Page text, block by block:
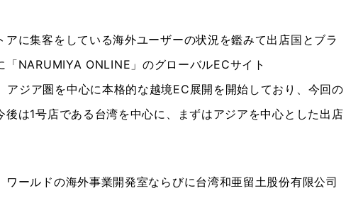
に集客をしている海外ユーザーの状況を鑑みて出店国とブラ
NARUMIYA ONLINE」のグローバルECサイト
アジア圏を中心に本格的な越境EC展開を開始しており、今回の
は1号店である台湾を中心に、まずはアジアを中心とした出店
ールドの海外事業開発室ならびに台湾和亜留土股份有限公司